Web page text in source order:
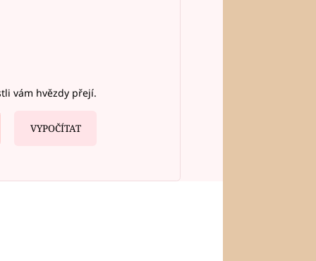
vám hvězdy přejí.
VYPOČÍTAT